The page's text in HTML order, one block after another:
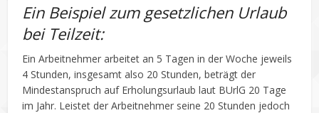
Ein Beispiel zum gesetzlichen Urlaub
bei Teilzeit:
Ein Arbeitnehmer arbeitet an 5 Tagen in der Woche jeweils
4 Stunden, insgesamt also 20 Stunden, beträgt der
Mindestanspruch auf Erholungsurlaub laut BUrlG 20 Tage
im Jahr. Leistet der Arbeitnehmer seine 20 Stunden jedoch